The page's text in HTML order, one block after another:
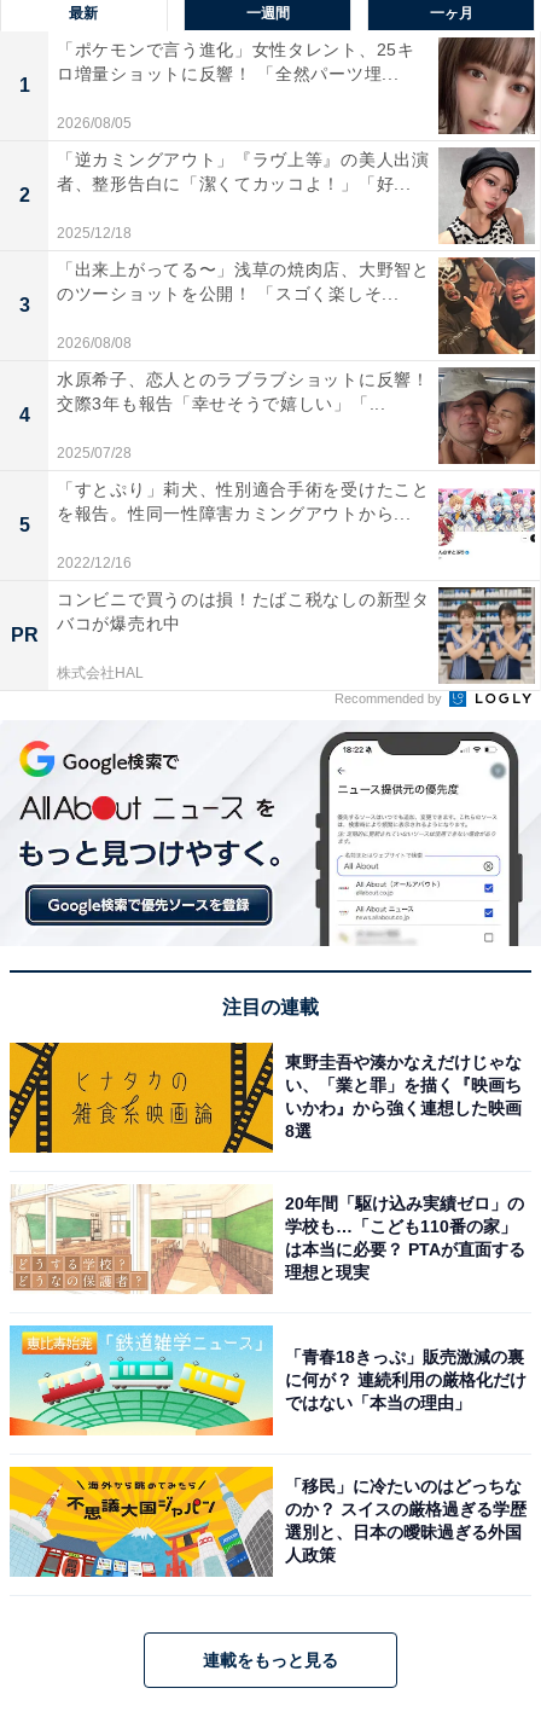
最新 一週間 一ヶ月
1
「ポケモンで言う進化」女性タレント、25キ
ロ増量ショットに反響！ 「全然パーツ埋...
2026/08/05
2
「逆カミングアウト」『ラヴ上等』の美人出演
者、整形告白に「潔くてカッコよ！」「好...
2025/12/18
3
「出来上がってる〜」浅草の焼肉店、大野智と
のツーショットを公開！ 「スゴく楽しそ...
2026/08/08
4
水原希子、恋人とのラブラブショットに反響！
交際3年も報告「幸せそうで嬉しい」「...
2025/07/28
5
「すとぷり」莉犬、性別適合手術を受けたこと
を報告。性同一性障害カミングアウトから...
2022/12/16
PR
コンビニで買うのは損！たばこ税なしの新型タ
バコが爆売れ中
株式会社HAL
Recommended by
注目の連載
東野圭吾や湊かなえだけじゃな
い、「業と罪」を描く『映画ち
いかわ』から強く連想した映画
8選
20年間「駆け込み実績ゼロ」の
学校も…「こども110番の家」
は本当に必要？ PTAが直面する
理想と現実
「青春18きっぷ」販売激減の裏
に何が？ 連続利用の厳格化だけ
ではない「本当の理由」
「移民」に冷たいのはどっちな
のか？ スイスの厳格過ぎる学歴
選別と、日本の曖昧過ぎる外国
人政策
連載をもっと見る